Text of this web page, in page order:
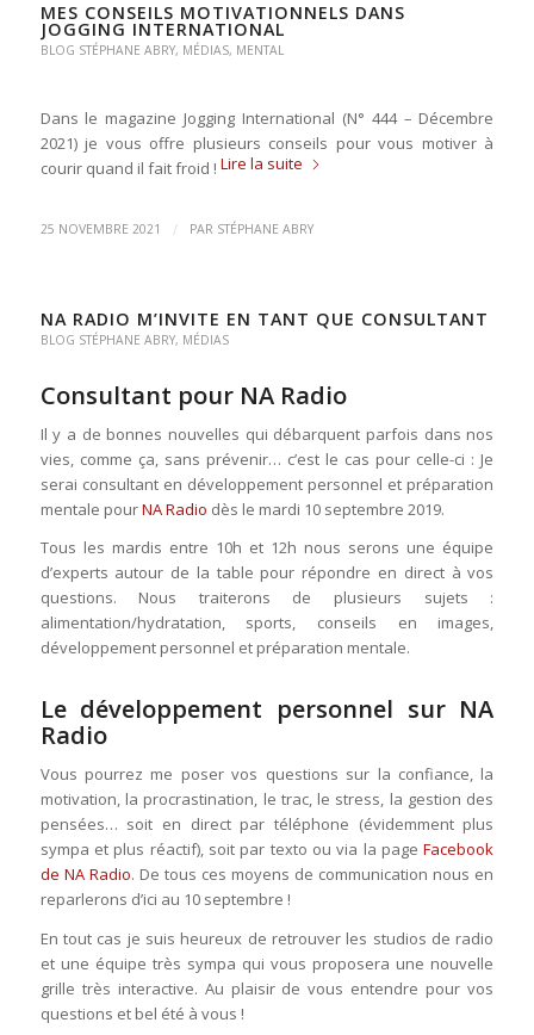
MES CONSEILS MOTIVATIONNELS DANS
JOGGING INTERNATIONAL
BLOG STÉPHANE ABRY, MÉDIAS, MENTAL
Dans le magazine Jogging International (N° 444 – Décembre
2021) je vous offre plusieurs conseils pour vous motiver à
courir quand il fait froid ! Lire la suite
25 NOVEMBRE 2021 / PAR STÉPHANE ABRY
NA RADIO M’INVITE EN TANT QUE CONSULTANT
BLOG STÉPHANE ABRY, MÉDIAS
Consultant pour NA Radio
Il y a de bonnes nouvelles qui débarquent parfois dans nos
vies, comme ça, sans prévenir… c’est le cas pour celle-ci : Je
serai consultant en développement personnel et préparation
mentale pourNA Radio dès le mardi 10 septembre 2019.
Tous les mardis entre 10h et 12h nous serons une équipe
d’experts autour de la table pour répondre en direct à vos
questions. Nous traiterons de plusieurs sujets :
alimentation/hydratation, sports, conseils en images,
développement personnel et préparation mentale.
Le développement personnel sur NA
Radio
Vous pourrez me poser vos questions sur la confiance, la
motivation, la procrastination, le trac, le stress, la gestion des
pensées… soit en direct par téléphone (évidemment plus
sympa et plus réactif), soit par texto ou via la pageFacebook
de NA Radio. De tous ces moyens de communication nous en
reparlerons d’ici au 10 septembre !
En tout cas je suis heureux de retrouver les studios de radio
et une équipe très sympa qui vous proposera une nouvelle
grille très interactive. Au plaisir de vous entendre pour vos
questions et bel été à vous !